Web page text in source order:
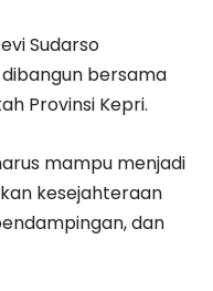
Sudarso
bersama
Provinsi Kepri.
mampu menjadi
kesejahteraan
dan